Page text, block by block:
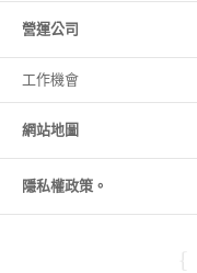
營運公司
工作機會
網站地圖
隱私權政策。